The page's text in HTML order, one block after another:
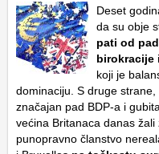
Deset
da su obje
pati od
birokracije
koji je
dominaciju. S druge
značajan pad BDP-a i
većina Britanaca danas
punopravno članstvo